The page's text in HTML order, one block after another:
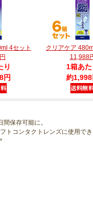
4セット
り
円
クリアケア
11,988
1箱あ
約1,998
保存可能に。
トコンタクトレンズに使用で